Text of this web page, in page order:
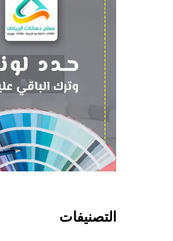
التصنيفات